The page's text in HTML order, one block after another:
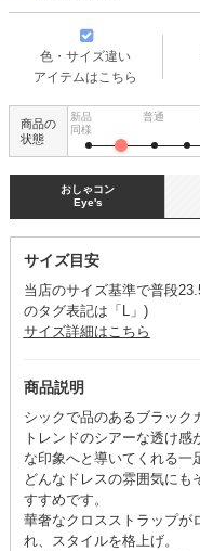
色・サイズ違い
アイテムはこちら
商品の
状態
新品
同様
普通
おしゃコン
Eye's
サイズ目安
当店のサイズ基準で普段
のタグ表記は「L」)
サイズ詳細はこちら
商品説明
シックで品のあるブラック
トレンドのシアーな透け
な印象へと導いてくれる一
どんなドレスの雰囲気にも
すすめです。
華奢なクロスストラップが
れ、スタイルを格上げ。